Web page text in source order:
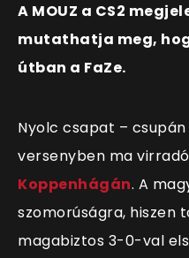
A MOUZ a CS2
mutathatja meg,
útban a FaZe.
Nyolc csapat –
versenyben ma
Koppenhágán. A
szomorúságra, hiszen
magabiztos 3-0-val